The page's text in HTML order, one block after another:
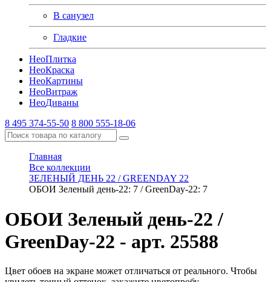
В санузел
Гладкие
НеоПлитка
НеоКраска
НеоКартины
НеоВитраж
НеоДиваны
8 495 374-55-50 8 800 555-18-06
Главная
Все коллекции
ЗЕЛЕНЫЙ ДЕНЬ 22 / GREENDAY 22
ОБОИ Зеленый день-22: 7 / GreenDay-22: 7
ОБОИ Зеленый день-22 /
GreenDay-22 - арт. 25588
Цвет обоев на экране может отличаться от реального. Чтобы